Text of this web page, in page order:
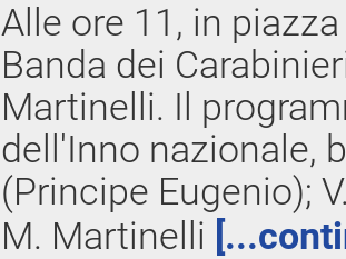
Alle ore 11, in
Banda dei
Martinelli. Il
dell'Inno nazionale,
(Principe Eugenio);
M. Martinelli